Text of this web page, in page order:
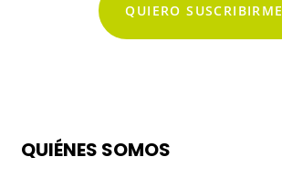
QUIERO SUSCRIBIRME
QUIÉNES SOMOS